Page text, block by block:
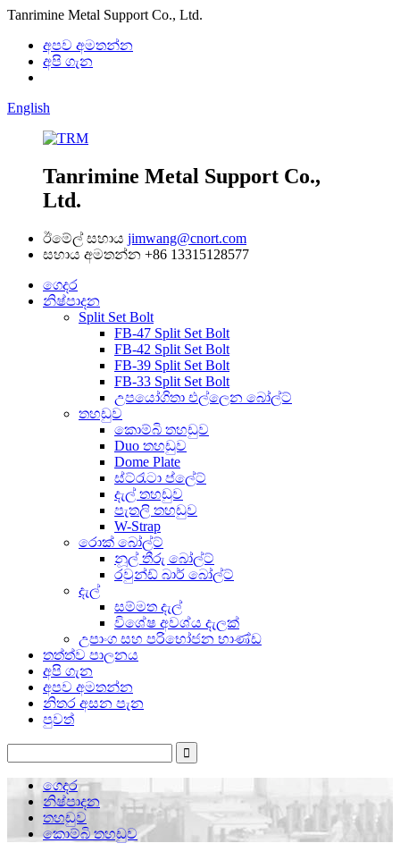
Tanrimine Metal Support Co., Ltd.
අපව අමතන්න
අපි ගැන
English
Tanrimine Metal Support Co.,
Ltd.
ඊමේල් සහාය jimwang@cnort.com
සහාය අමතන්න +86 13315128577
ගෙදර
නිෂ්පාදන
Split Set Bolt
FB-47 Split Set Bolt
FB-42 Split Set Bolt
FB-39 Split Set Bolt
FB-33 Split Set Bolt
උපයෝගිතා එල්ලෙන බෝල්ට්
තහඩුව
කොම්බි තහඩුව
Duo තහඩුව
Dome Plate
ස්ට්රැටා ප්ලේට්
දැල් තහඩුව
පැතලි තහඩුව
W-Strap
රොක් බෝල්ට්
නූල් තීරු බෝල්ට්
රවුන්ඩ් බාර් බෝල්ට්
දැල්
සම්මත දැල්
විශේෂ අවශ්ය දැලක්
උපාංග සහ පරිභෝජන භාණ්ඩ
තත්ත්ව පාලනය
අපි ගැන
අපව අමතන්න
නිතර අසන පැන
පුවත්
ගෙදර
නිෂ්පාදන
තහඩුව
කොම්බි තහඩුව